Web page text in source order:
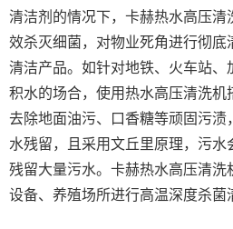
清洁剂的情况下，卡赫热水高压清
效杀灭细菌，对物业死角进行彻底
清洁产品。如针对地铁、火车站、
积水的场合，使用热水高压清洗
去除地面油污、口香糖等顽固污渍
水残留，且采用文丘里原理，污水
残留大量污水。卡赫热水高压清洗
设备、养殖场所进行高温深度杀菌